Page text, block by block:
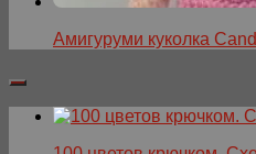
Амигуруми куколка